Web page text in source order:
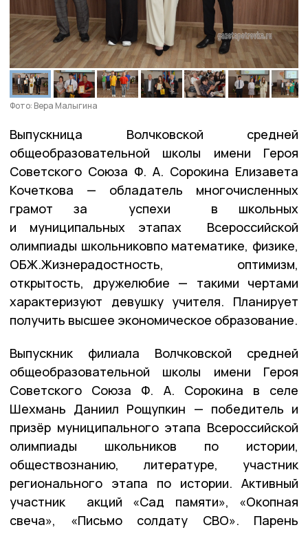
Фото: Вера Малыгина
Выпускница Волчковской средней
общеобразовательной школы имени Героя
Советского Союза Ф. А. Сорокина Елизавета
Кочеткова — обладатель многочисленных
грамот за успехи в школьных
и муниципальных этапах Всероссийской
олимпиады школьниковпо математике, физике,
ОБЖ.Жизнерадостность, оптимизм,
открытость, дружелюбие — такими чертами
характеризуют девушку учителя. Планирует
получить высшее экономическое образование.
Выпускник филиала Волчковской средней
общеобразовательной школы имени Героя
Советского Союза Ф. А. Сорокина в селе
Шехмань Даниил Рощупкин — победитель и
призёр муниципального этапа Всероссийской
олимпиады школьников по истории,
обществознанию, литературе, участник
регионального этапа по истории. Активный
участник акций «Сад памяти», «Окопная
свеча», «Письмо солдату СВО». Парень